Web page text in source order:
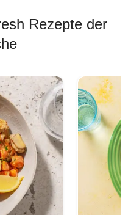
Rezepte der